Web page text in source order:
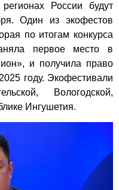
России будут
Один из экофестов
по итогам конкурса
первое место в
и получила право
году. Экофестивали
Вологодской,
Ингушетия.